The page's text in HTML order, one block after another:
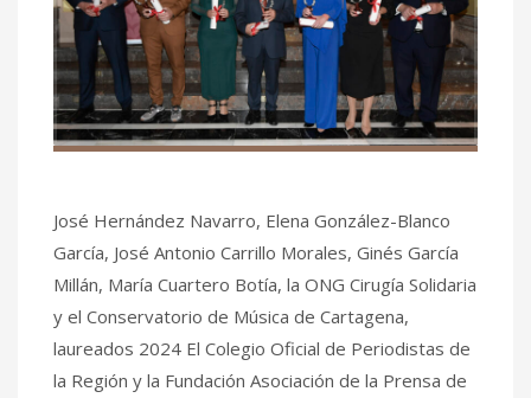
José Hernández Navarro, Elena González-Blanco
García, José Antonio Carrillo Morales, Ginés García
Millán, María Cuartero Botía, la ONG Cirugía Solidaria
y el Conservatorio de Música de Cartagena,
laureados 2024 El Colegio Oficial de Periodistas de
la Región y la Fundación Asociación de la Prensa de